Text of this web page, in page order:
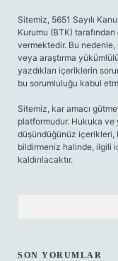
Sitemiz, 5651 Sayılı
Kurumu (BTK)
vermektedir. Bu
veya araştırma
yazdıkları içeriklerin
bu sorumluluğu kabul
Sitemiz, kar amacı
platformudur. Hukuka ve
düşündüğünüz içerikleri,
bildirmeniz halinde, ilgili
kaldırılacaktır.
SON YORUMLAR